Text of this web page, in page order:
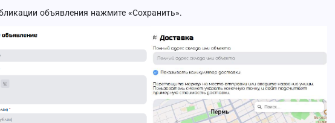
объявления нажмите «Сохранить».